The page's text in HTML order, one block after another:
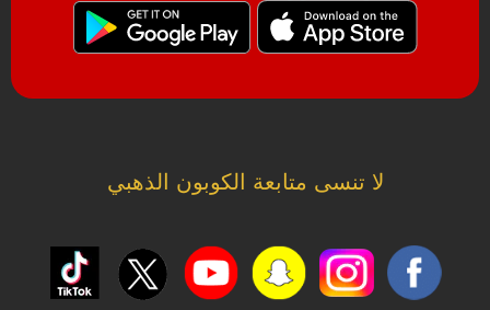
لا تنسى متابعة الكوبون الذهبي